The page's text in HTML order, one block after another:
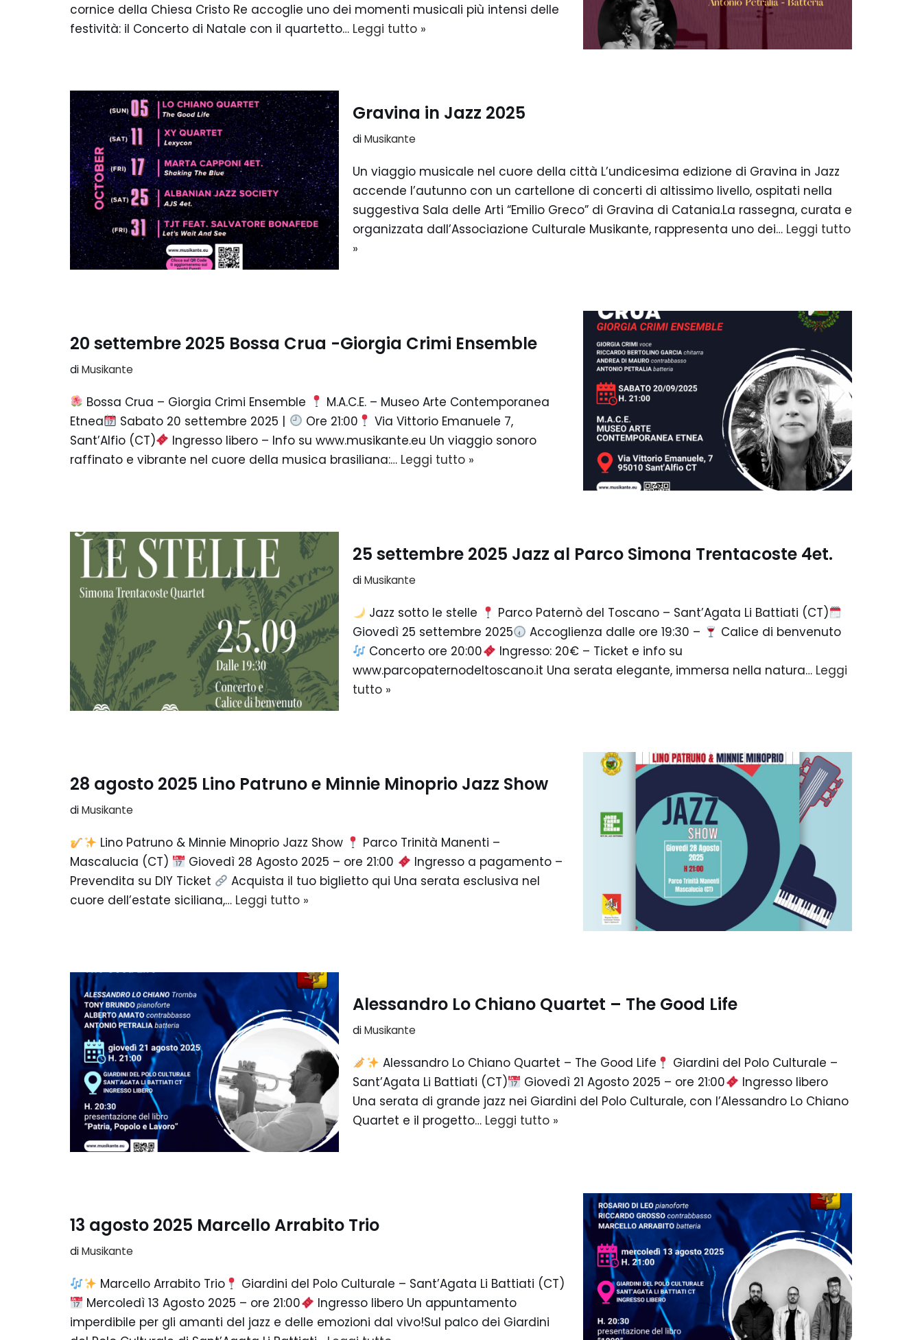
cornice della Chiesa Cristo Re accoglie uno dei momenti musicali più intensi delle
festività: il Concerto di Natale con il quartetto… Leggi tutto »
Gravina in Jazz 2025
diMusikante
Un viaggio musicale nel cuore della città L’undicesima edizione di Gravina in Jazz
accende l’autunno con un cartellone di concerti di altissimo livello, ospitati nella
suggestiva Sala delle Arti “Emilio Greco” di Gravina di Catania.La rassegna, curata e
organizzata dall’Associazione Culturale Musikante, rappresenta uno dei… Leggi tutto
»
20 settembre 2025 Bossa Crua -Giorgia Crimi Ensemble
diMusikante
Bossa Crua – Giorgia Crimi Ensemble
M.A.C.E. – Museo Arte Contemporanea
Etnea
Sabato 20 settembre 2025 | Ore 21:00
Via Vittorio Emanuele 7,
Sant’Alfio (CT)
Ingresso libero – Info su www.musikante.eu Un viaggio sonoro
raffinato e vibrante nel cuore della musica brasiliana:… Leggi tutto »
25 settembre 2025 Jazz al Parco Simona Trentacoste 4et.
diMusikante
Jazz sotto le stelle
Parco Paternò del Toscano – Sant’Agata Li Battiati (CT)
Giovedì 25 settembre 2025
Accoglienza dalle ore 19:30 –
Calice di benvenuto
Concerto ore 20:00
Ingresso: 20€ – Ticket e info su
www.parcopaternodeltoscano.it Una serata elegante, immersa nella natura… Leggi
tutto »
28 agosto 2025 Lino Patruno e Minnie Minoprio Jazz Show
diMusikante
Lino Patruno & Minnie Minoprio Jazz Show
Parco Trinità Manenti –
Mascalucia (CT)
Giovedì 28 Agosto 2025 – ore 21:00
Ingresso a pagamento –
Prevendita su DIY Ticket
Acquista il tuo biglietto qui Una serata esclusiva nel
cuore dell’estate siciliana,… Leggi tutto »
Alessandro Lo Chiano Quartet – The Good Life
diMusikante
Alessandro Lo Chiano Quartet – The Good Life
Giardini del Polo Culturale –
Sant’Agata Li Battiati (CT)
Giovedì 21 Agosto 2025 – ore 21:00
Ingresso libero
Una serata di grande jazz nei Giardini del Polo Culturale, con l’Alessandro Lo Chiano
Quartet e il progetto… Leggi tutto »
13 agosto 2025 Marcello Arrabito Trio
diMusikante
Marcello Arrabito Trio
Giardini del Polo Culturale – Sant’Agata Li Battiati (CT)
Mercoledì 13 Agosto 2025 – ore 21:00
Ingresso libero Un appuntamento
imperdibile per gli amanti del jazz e delle emozioni dal vivo!Sul palco dei Giardini